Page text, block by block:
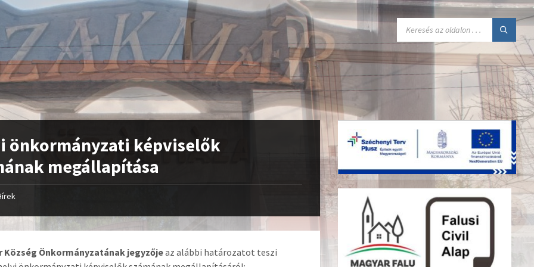
SEARCH:
önkormányzati képviselők
megállapítása
Község Önkormányzatának jegyzőjeaz alábbi határozatot teszi